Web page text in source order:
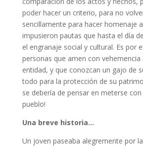
poder hacer un criterio, para no
sencillamente para hacer homenaje
impusieron pautas que hasta el día
el engranaje social y cultural. Es por
personas que amen con vehemencia
entidad, y que conozcan un gajo de
todo para la protección de su
se debería de pensar en meterse
pueblo!
Una breve historia…
Un joven paseaba alegremente por